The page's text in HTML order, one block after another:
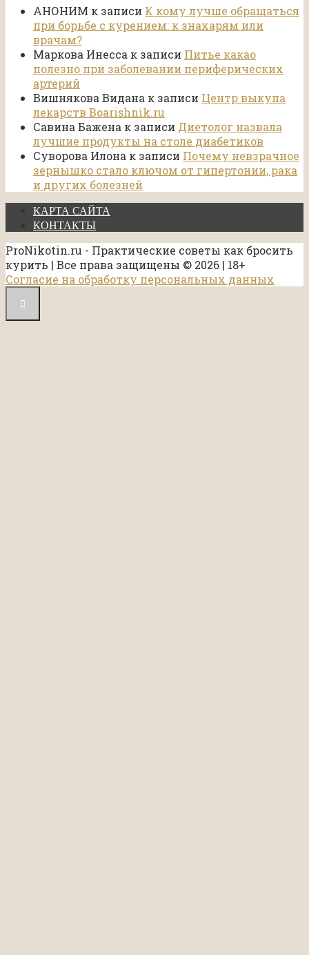
АНОНИМ к записи К кому лучше обращаться
при борьбе с курением: к знахарям или
врачам?
Маркова Инесса к записи Питье какао
полезно при заболевании периферических
артерий
Вишнякова Видана к записи Центр выкупа
лекарств Boarishnik.ru
Савина Бажена к записи Диетолог назвала
лучшие продукты на столе диабетиков
Суворова Илона к записи Почему невзрачное
зернышко стало ключом от гипертонии, рака
и других болезней
КАРТА САЙТА
КОНТАКТЫ
ProNikotin.ru - Практические советы как бросить
курить | Все права защищены © 2026 | 18+
Согласие на обработку персональных данных